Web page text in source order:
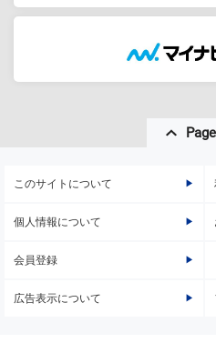
このサイトについて
個人情報について
会員登録
広告表示について